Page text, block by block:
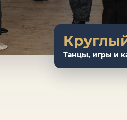
Танцы, игры и